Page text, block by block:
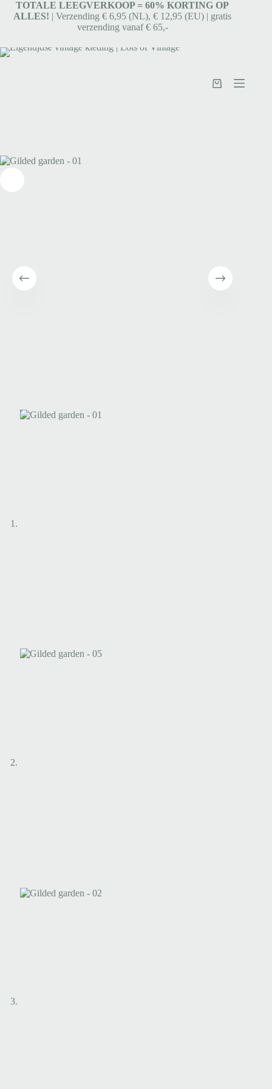
TOTALE LEEGVERKOOP = 60% KORTING OP
ALLES! | Verzending € 6,95 (NL), € 12,95 (EU) | gratis
verzending vanaf € 65,-